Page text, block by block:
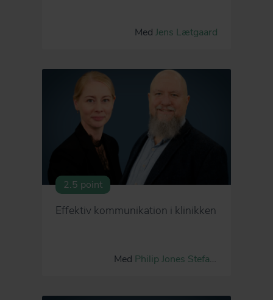
Med Jens Lætgaard
2.5 point
Effektiv kommunikation i klinikken
Med Philip Jones Stefanie Sonne